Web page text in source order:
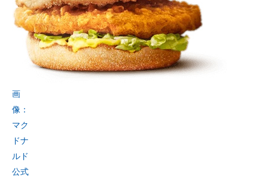
画
像：
マク
ドナ
ルド
公式